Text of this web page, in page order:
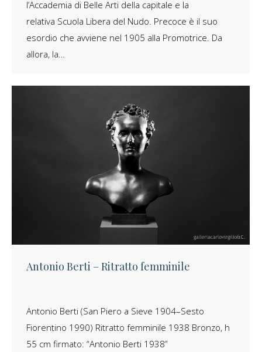
l’Accademia di Belle Arti della capitale e la
relativa Scuola Libera del Nudo. Precoce è il suo
esordio che avviene nel 1905 alla Promotrice. Da
allora, la…
Antonio Berti – Ritratto femminile
Antonio Berti (San Piero a Sieve 1904–Sesto
Fiorentino 1990) Ritratto femminile 1938 Bronzo, h
55 cm firmato: “Antonio Berti 1938”
Iscriviti alla
Newsletter